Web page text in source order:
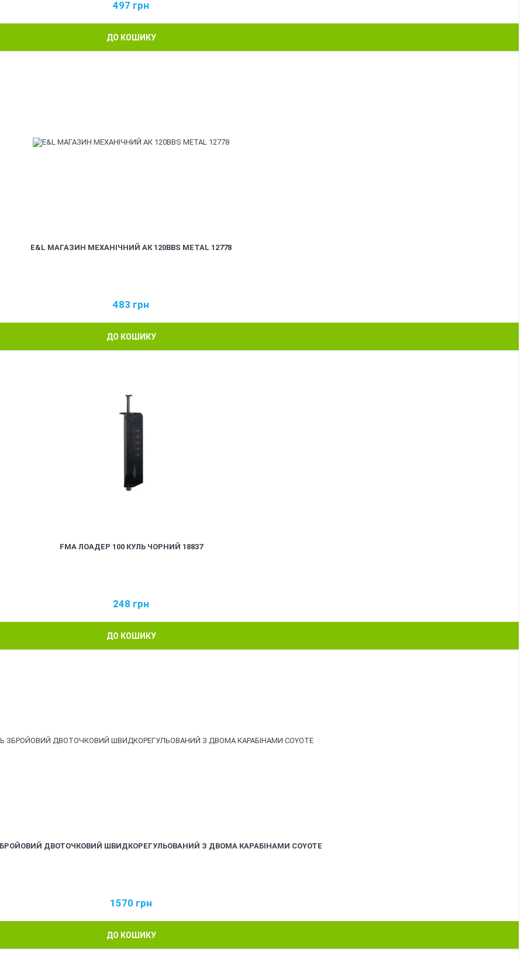
497 грн
ДО КОШИКУ
E&L МАГАЗИН МЕХАНІЧНИЙ АК 120BBS METAL 12778
483 грн
ДО КОШИКУ
FMA ЛОАДЕР 100 КУЛЬ ЧОРНИЙ 18837
248 грн
ДО КОШИКУ
ДВОТОЧКОВИЙ ШВИДКОРЕГУЛЬОВАНИЙ З ДВОМА КАРАБІНАМИ COYOTE
1570 грн
ДО КОШИКУ